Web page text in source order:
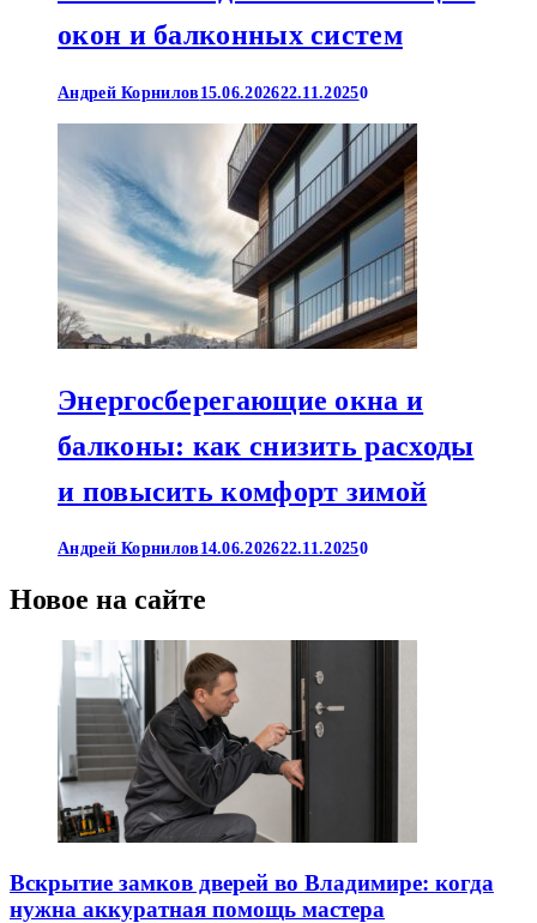
окон и балконных систем
Андрей Корнилов 15.06.202622.11.20250
Энергосберегающие окна и
балконы: как снизить расходы
и повысить комфорт зимой
Андрей Корнилов 14.06.202622.11.20250
Новое на сайте
Вскрытие замков дверей во Владимире: когда
нужна аккуратная помощь мастера